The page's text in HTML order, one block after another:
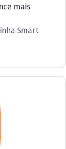
mais
Smart